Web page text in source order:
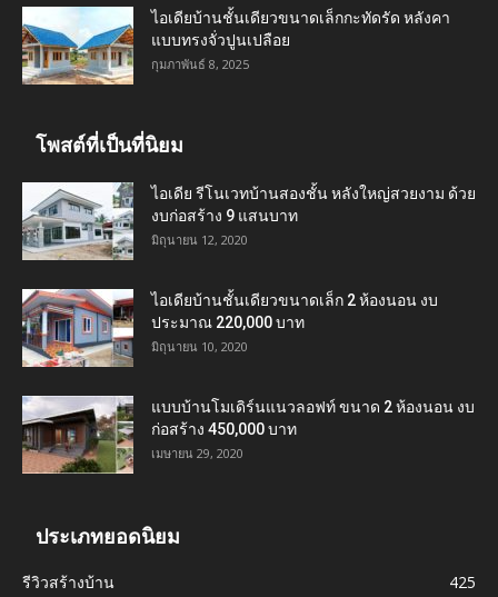
ไอเดียบ้านชั้นเดียวขนาดเล็กกะทัดรัด หลังคา
แบบทรงจั่วปูนเปลือย
กุมภาพันธ์ 8, 2025
โพสต์ที่เป็นที่นิยม
ไอเดีย รีโนเวทบ้านสองชั้น หลังใหญ่สวยงาม ด้วย
งบก่อสร้าง 9 แสนบาท
มิถุนายน 12, 2020
ไอเดียบ้านชั้นเดียวขนาดเล็ก 2 ห้องนอน งบ
ประมาณ 220,000 บาท
มิถุนายน 10, 2020
แบบบ้านโมเดิร์นแนวลอฟท์ ขนาด 2 ห้องนอน งบ
ก่อสร้าง 450,000 บาท
เมษายน 29, 2020
ประเภทยอดนิยม
รีวิวสร้างบ้าน
425